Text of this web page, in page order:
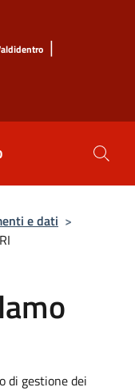
|
e dati >
di gestione dei